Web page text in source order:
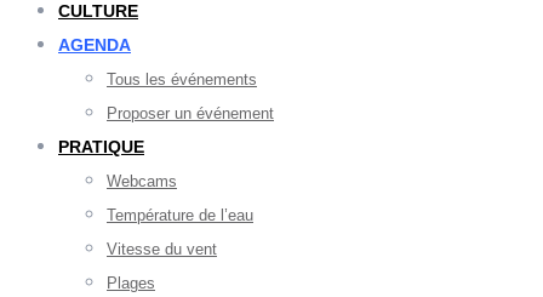
CULTURE
AGENDA
Tous les événements
Proposer un événement
PRATIQUE
Webcams
Température de l’eau
Vitesse du vent
Plages